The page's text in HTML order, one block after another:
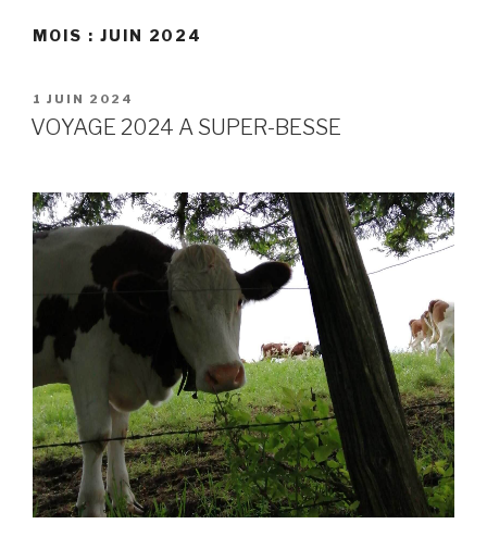
MOIS : JUIN 2024
PUBLIÉ
LE
1 JUIN 2024
VOYAGE 2024 A SUPER-BESSE